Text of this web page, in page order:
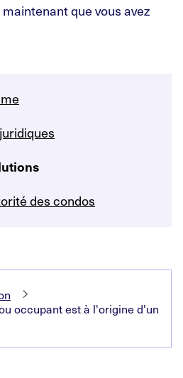
que vous avez
des condos
occupant est à l'origine d'un